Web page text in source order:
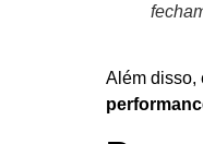
Além disso,